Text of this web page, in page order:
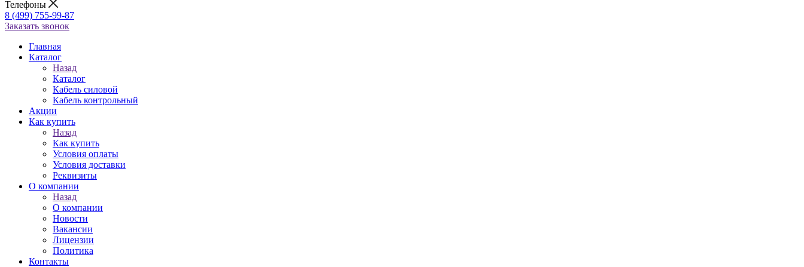
Телефоны
8 (499) 755-99-87
Заказать звонок
Главная
Каталог
Назад
Каталог
Кабель силовой
Кабель контрольный
Акции
Как купить
Назад
Как купить
Условия оплаты
Условия доставки
Реквизиты
О компании
Назад
О компании
Новости
Вакансии
Лицензии
Политика
Контакты